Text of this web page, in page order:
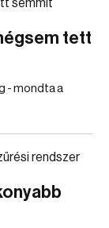
tett
- mondta a